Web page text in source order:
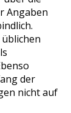
Angaben
der
nicht auf